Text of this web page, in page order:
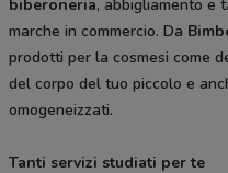
biberoneria, abbigliamento e
marche in commercio. Da
prodotti per la cosmesi come
del corpo del tuo piccolo e
omogeneizzati.
Tanti servizi studiati per te